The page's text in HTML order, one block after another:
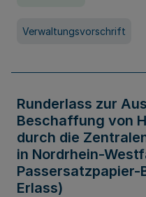
Verwaltungsvorschrift
Runderlass zur
Beschaffung von
durch die
in Nordrhein-
Passersatzpapier-
Erlass)